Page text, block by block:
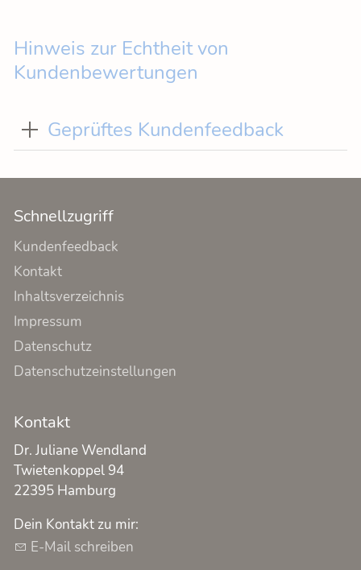
Hinweis zur Echtheit von
Kundenbewertungen
Geprüftes Kundenfeedback
Schnellzugriff
Kundenfeedback
Kontakt
Inhaltsverzeichnis
Impressum
Datenschutz
Datenschutzeinstellungen
Kontakt
Dr. Juliane Wendland
Twietenkoppel 94
22395 Hamburg
Dein Kontakt zu mir:
E-Mail schreiben